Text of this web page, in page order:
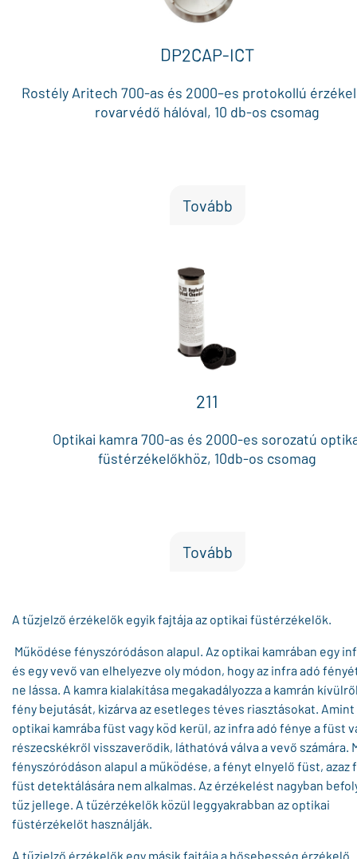
DP2CAP-ICT
Rostély Aritech 700-as és 2000–es protokollú
rovarvédő hálóval, 10 db-os csomag
Tovább
211
Optikai kamra 700-as és 2000-es sorozatú
füstérzékelőkhöz, 10db-os csomag
Tovább
A tűzjelző érzékelők egyik fajtája az optikai füstérzékelők.
Működése fényszóródáson alapul. Az optikai kamrában egy
és egy vevő van elhelyezve oly módon, hogy az infra adó
ne lássa. A kamra kialakítása megakadályozza a kamrán
fény bejutását, kizárva az esetleges téves riasztásokat. Amint
optikai kamrába füst vagy köd kerül, az infra adó fénye a füst
részecskékről visszaverődik, láthatóvá válva a vevő számára.
fényszóródáson alapul a működése, a fényt elnyelő füst, azaz
füst detektálására nem alkalmas. Az érzékelést nagyban
tűz jellege. A tűzérzékelők közül leggyakrabban az optikai
füstérzékelőt használják.
A tűzjelző érzékelők egy másik fajtája a hősebesség érzékelő.